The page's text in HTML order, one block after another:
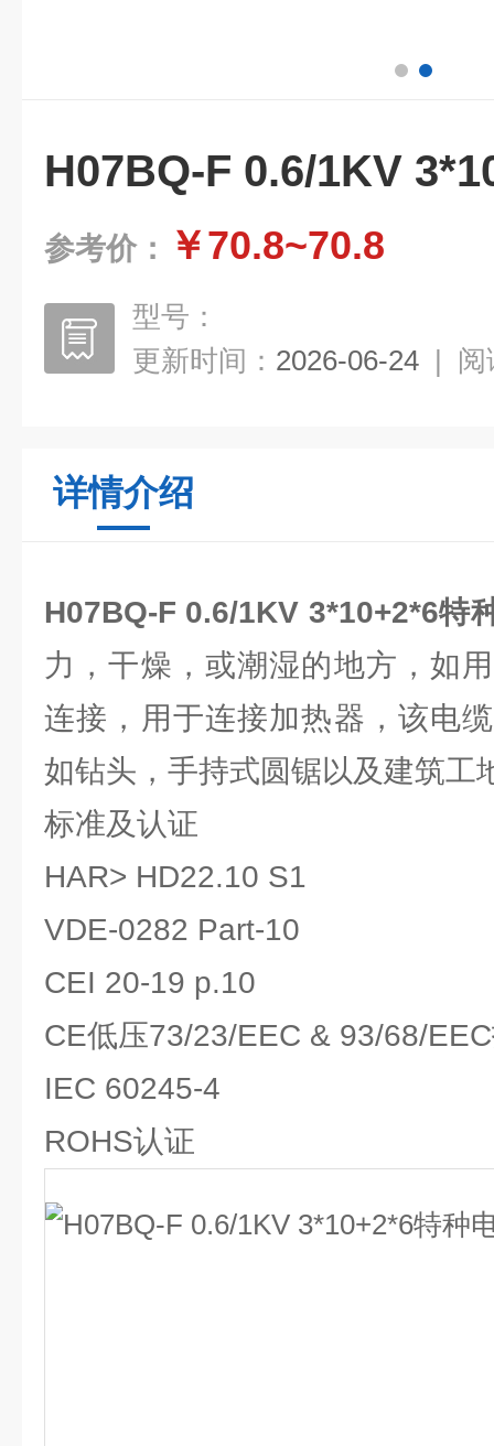
H07BQ-F 0.6/1KV
参考价： ￥70.8~70.8
型号：
更新时间： 2026-06-24 | 阅
详情介绍
H07BQ-F 0.6/1KV 3*10+2*6特
力，干燥，或潮湿的地方，如
连接，用于连接加热器，该电
如钻头，手持式圆锯以及建筑工
标准及认证
HAR> HD22.10 S1
VDE-0282 Part-10
CEI 20-19 p.10
CE低压73/23/EEC & 93/68/
IEC 60245-4
ROHS认证